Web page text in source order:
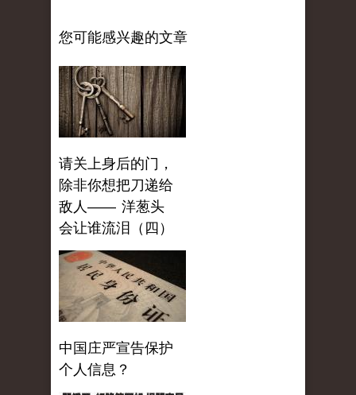
您可能感兴趣的文章
请关上身后的门，
除非你想把刀递给
敌人—— 洋葱头
会让谁流泪（四）
中国庄严宣告保护
个人信息？